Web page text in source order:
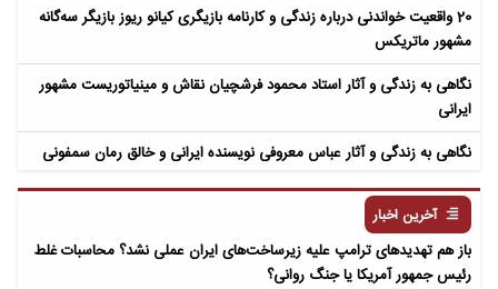
20 واقعیت خواندنی درباره زندگی و کارنامه بازیگری کیانو ریوز بازیگر سه‌گانه
مشهور ماتریکس
نگاهی به زندگی و آثار استاد محمود فرشچیان نقاش و مینیاتوریست مشهور
ایرانی
نگاهی به زندگی و آثار عباس معروفی نویسنده ایرانی و خالق رمان سمفونی
آخرین اخبار
باز هم تهدیدهای ترامپ علیه زیرساخت‌های ایران عملی نشد؟ محاسبات غلط
رئیس جمهور آمریکا یا جنگ روانی؟